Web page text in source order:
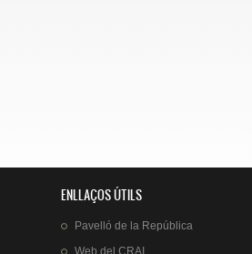
ENLLAÇOS ÚTILS
Pavelló de la República
Web delCRAI